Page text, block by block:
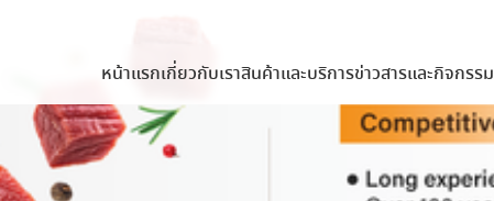
หน้าแรกเกี่ยวกับเราสินค้าและบริการข่าวสารและกิจกรรม